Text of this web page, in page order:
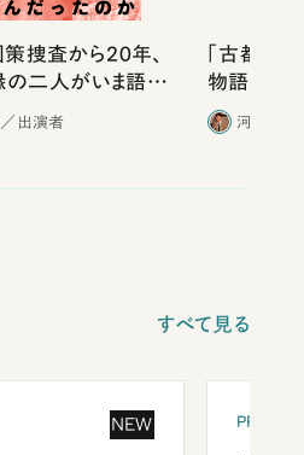
捜査から20年、
二人がいま語り
出演者
「古都」
物語」に
河野有
すべて見る
NEW